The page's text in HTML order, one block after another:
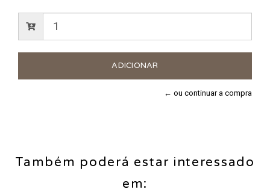
← ou continuar a compra
Também poderá estar interessado
em: